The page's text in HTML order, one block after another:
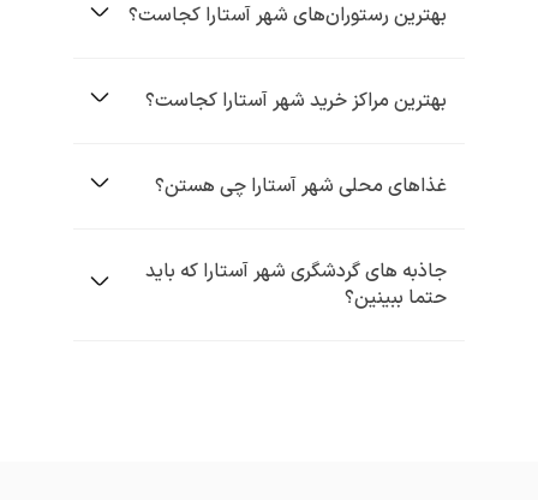
بهترین رستوران‌های شهر آستارا کجاست؟
بهترین مراکز خرید شهر آستارا کجاست؟
غذاهای محلی شهر آستارا چی هستن؟
جاذبه های گردشگری شهر آستارا که باید
حتما ببینین؟